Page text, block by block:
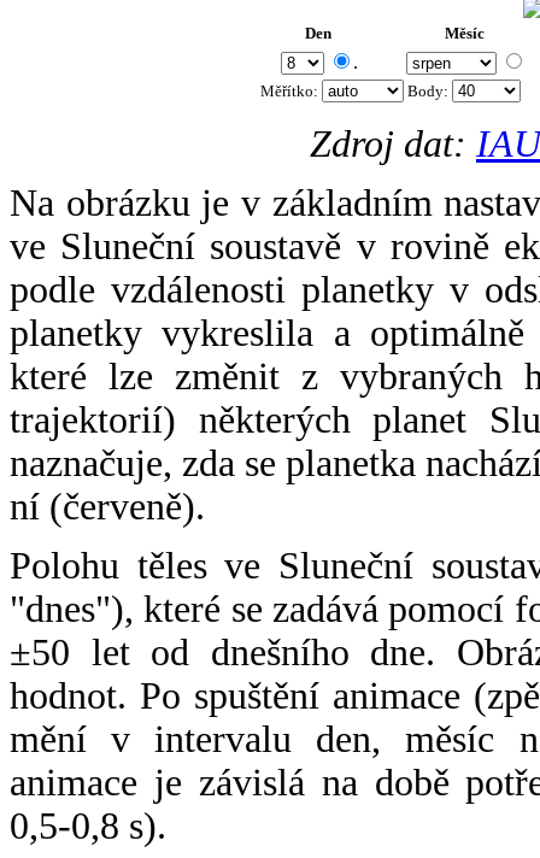
Den Měsíc
.
Měřítko: Body:
Zdroj dat:
Na obrázku je v základním
ve Sluneční soustavě v rovině
podle vzdálenosti planetky v
planetky vykreslila a
které lze změnit z vybraných
trajektorií) některých planet
naznačuje, zda se planetka
ní (červeně).
Polohu těles ve Sluneční
"dnes"), které se zadává pomocí
±50 let od dnešního dne.
hodnot. Po spuštění animace
mění v intervalu den, měsíc
animace je závislá na době
0,5-0,8 s).